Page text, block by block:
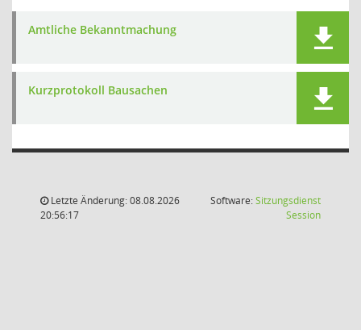
Amtliche Bekanntmachung
Kurzprotokoll Bausachen
Letzte Änderung: 08.08.2026
20:56:17
Software:Sitzungsdienst
Session(Wird in